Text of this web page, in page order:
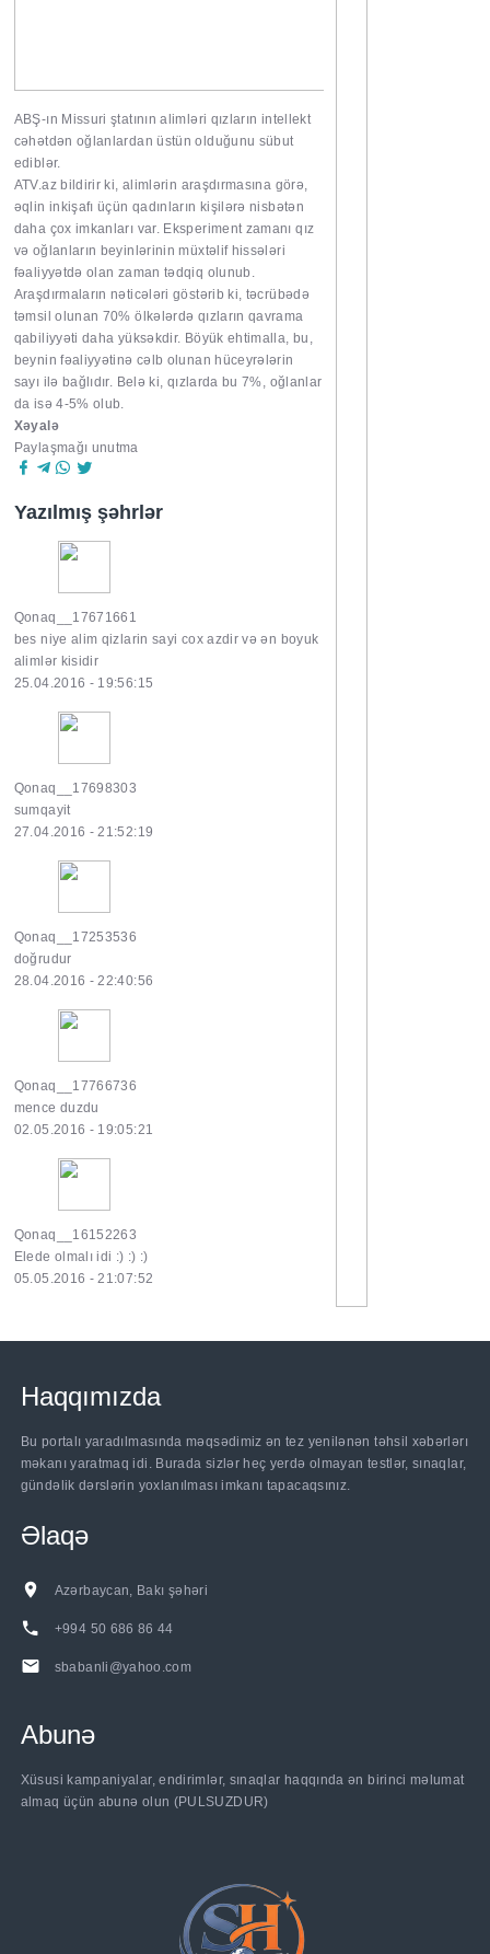
ABŞ-ın Missuri ştatının alimləri qızların intellekt
cəhətdən oğlanlardan üstün olduğunu sübut
ediblər.
ATV.azbildirir ki, alimlərin araşdırmasına görə,
əqlin inkişafı üçün qadınların kişilərə nisbətən
daha çox imkanları var. Eksperiment zamanı qız
və oğlanların beyinlərinin müxtəlif hissələri
fəaliyyətdə olan zaman tədqiq olunub.
Araşdırmaların nəticələri göstərib ki, təcrübədə
təmsil olunan 70% ölkələrdə qızların qavrama
qabiliyyəti daha yüksəkdir. Böyük ehtimalla, bu,
beynin fəaliyyətinə cəlb olunan hüceyrələrin
sayı ilə bağlıdır. Belə ki, qızlarda bu 7%, oğlanlar
da isə 4-5% olub.
Xəyalə
Paylaşmağı unutma
Yazılmış şəhrlər
Qonaq__17671661
bes niye alim qizlarin sayi cox azdir və ən boyuk
alimlər kisidir
25.04.2016 - 19:56:15
Qonaq__17698303
sumqayit
27.04.2016 - 21:52:19
Qonaq__17253536
doğrudur
28.04.2016 - 22:40:56
Qonaq__17766736
mence duzdu
02.05.2016 - 19:05:21
Qonaq__16152263
Elede olmalı idi :) :) :)
05.05.2016 - 21:07:52
Haqqımızda
Bu portalı yaradılmasında məqsədimiz ən tez yenilənən təhsil xəbərlərı
məkanı yaratmaq idi. Burada sizlər heç yerdə olmayan testlər, sınaqlar,
gündəlik dərslərin yoxlanılması imkanı tapacaqsınız.
Əlaqə
Azərbaycan, Bakı şəhəri
+994 50 686 86 44
sbabanli@yahoo.com
Abunə
Xüsusi kampaniyalar, endirimlər, sınaqlar haqqında ən birinci məlumat
almaq üçün abunə olun (PULSUZDUR)